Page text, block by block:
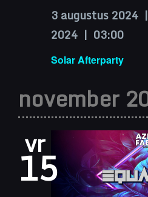
Solar Afterparty
3 augustus 2024
2024 | 03:00
november
vr
15